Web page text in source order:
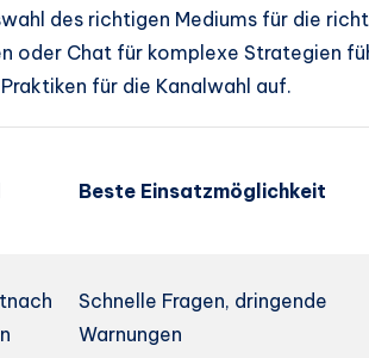
des richtigen Mediums für die
oder Chat für komplexe Strategien
für die Kanalwahl auf.
Beste Einsatzmöglichkeit
Schnelle Fragen, dringende
Warnungen